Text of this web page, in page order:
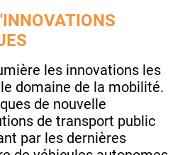
les innovations les
domaine de la mobilité.
de nouvelle
de transport public
par les dernières